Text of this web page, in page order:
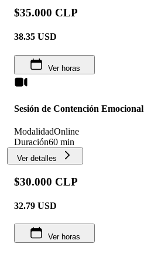
$35.000 CLP
38.35 USD
Ver horas
Sesión de Contención Emocional
ModalidadOnline
Duración60 min
Ver detalles
$30.000 CLP
32.79 USD
Ver horas